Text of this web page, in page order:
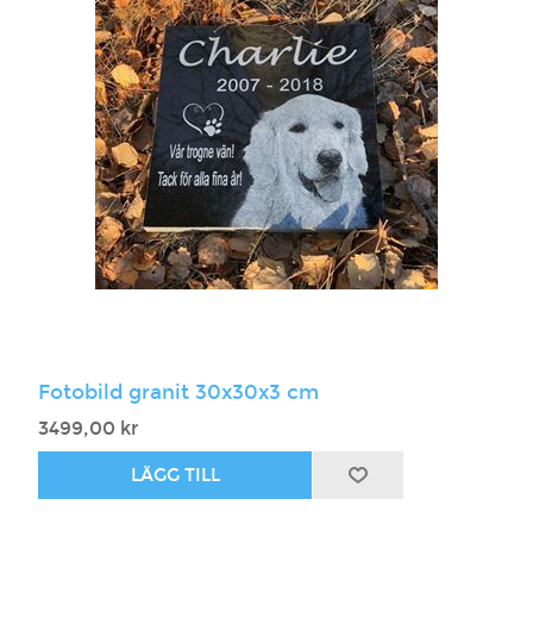
Fotobild granit 30x30x3 cm
3499,00 kr